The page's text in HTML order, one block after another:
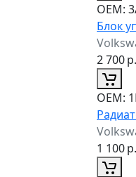
ОЕМ:
Блок
2 700р.
ОЕМ:
1 100р.